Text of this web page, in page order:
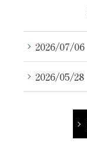
2026/07/06
2026/05/28